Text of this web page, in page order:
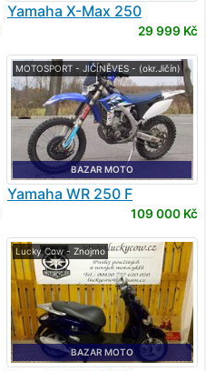
Yamaha X-Max 250
29 999 Kč
MOTOSPORT - JIČÍNĚVES - (okr.Jičín)
BAZAR MOTO
Yamaha WR 250 F
109 000 Kč
Lucky Cow - Znojmo
BAZAR MOTO